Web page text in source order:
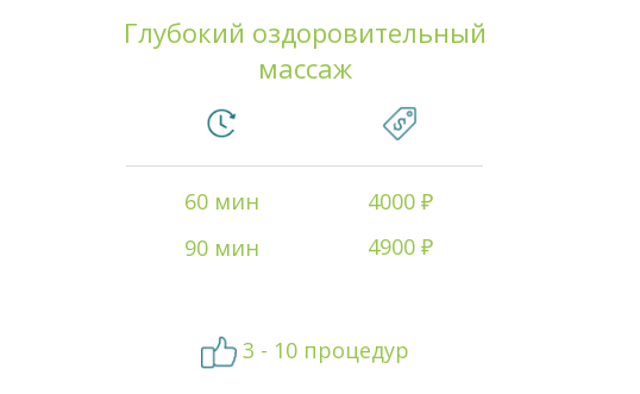
Глубокий оздоровительный
массаж
60 мин
4000 ₽
90 мин
4900 ₽
3 - 10 процедур